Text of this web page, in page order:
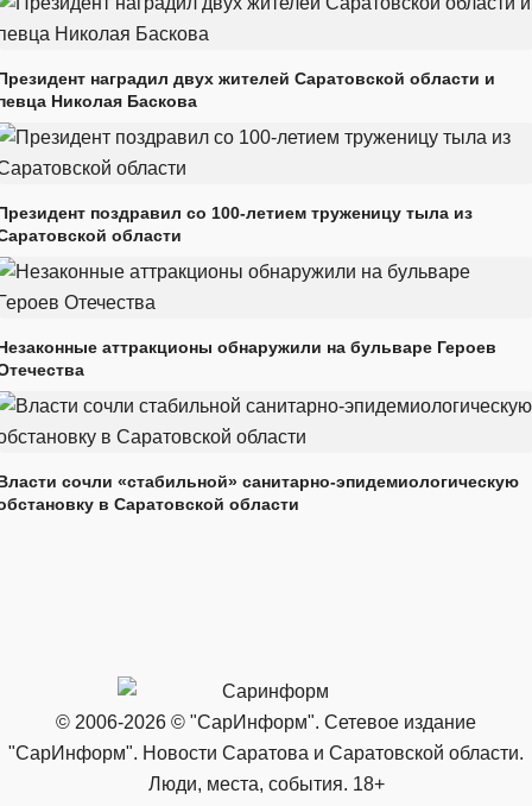
наградил двух жителей Саратовской области и
Николая Баскова
поздравил со 100-летием труженицу тыла из
области
аттракционы обнаружили на бульваре Героев
сочли «стабильной» санитарно-эпидемиологическую
в Саратовской области
© 2006-2026 © "СарИнформ". Сетевое издание
"СарИнформ". Новости Саратова и Саратовской области.
Люди, места, события. 18+